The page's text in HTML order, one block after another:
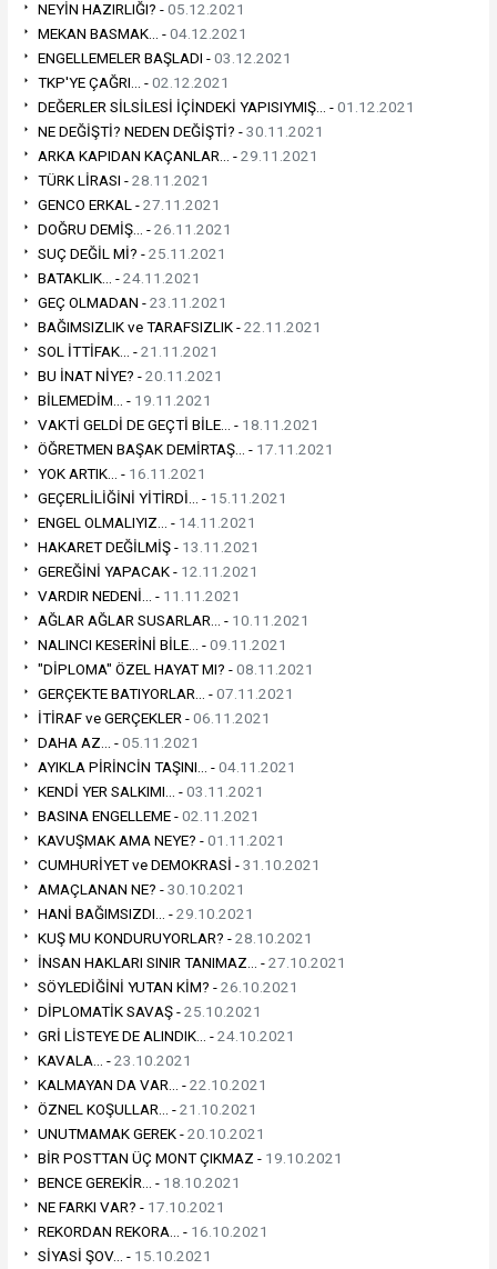
NEYİN HAZIRLIĞI? -05.12.2021
MEKAN BASMAK... -04.12.2021
ENGELLEMELER BAŞLADI -03.12.2021
TKP'YE ÇAĞRI... -02.12.2021
DEĞERLER SİLSİLESİ İÇİNDEKİ YAPISIYMIŞ... -01.12.2021
NE DEĞİŞTİ? NEDEN DEĞİŞTİ? -30.11.2021
ARKA KAPIDAN KAÇANLAR... -29.11.2021
TÜRK LİRASI -28.11.2021
GENCO ERKAL -27.11.2021
DOĞRU DEMİŞ... -26.11.2021
SUÇ DEĞİL Mİ? -25.11.2021
BATAKLIK... -24.11.2021
GEÇ OLMADAN -23.11.2021
BAĞIMSIZLIK ve TARAFSIZLIK -22.11.2021
SOL İTTİFAK... -21.11.2021
BU İNAT NİYE? -20.11.2021
BİLEMEDİM... - 19.11.2021
VAKTİ GELDİ DE GEÇTİ BİLE... - 18.11.2021
ÖĞRETMEN BAŞAK DEMİRTAŞ... - 17.11.2021
YOK ARTIK... - 16.11.2021
GEÇERLİLİĞİNİ YİTİRDİ... - 15.11.2021
ENGEL OLMALIYIZ... - 14.11.2021
HAKARET DEĞİLMİŞ - 13.11.2021
GEREĞİNİ YAPACAK - 12.11.2021
VARDIR NEDENİ... - 11.11.2021
AĞLAR AĞLAR SUSARLAR... - 10.11.2021
NALINCI KESERİNİ BİLE... -09.11.2021
"DİPLOMA" ÖZEL HAYAT MI? -08.11.2021
GERÇEKTE BATIYORLAR... -07.11.2021
İTİRAF ve GERÇEKLER -06.11.2021
DAHA AZ... -05.11.2021
AYIKLA PİRİNCİN TAŞINI... -04.11.2021
KENDİ YER SALKIMI... -03.11.2021
BASINA ENGELLEME -02.11.2021
KAVUŞMAK AMA NEYE? -01.11.2021
CUMHURİYET ve DEMOKRASİ -31.10.2021
AMAÇLANAN NE? -30.10.2021
HANİ BAĞIMSIZDI... -29.10.2021
KUŞ MU KONDURUYORLAR? -28.10.2021
İNSAN HAKLARI SINIR TANIMAZ... -27.10.2021
SÖYLEDİĞİNİ YUTAN KİM? -26.10.2021
DİPLOMATİK SAVAŞ -25.10.2021
GRİ LİSTEYE DE ALINDIK... -24.10.2021
KAVALA... -23.10.2021
KALMAYAN DA VAR... -22.10.2021
ÖZNEL KOŞULLAR... -21.10.2021
UNUTMAMAK GEREK -20.10.2021
BİR POSTTAN ÜÇ MONT ÇIKMAZ - 19.10.2021
BENCE GEREKİR... - 18.10.2021
NE FARKI VAR? - 17.10.2021
REKORDAN REKORA... - 16.10.2021
SİYASİ ŞOV... - 15.10.2021